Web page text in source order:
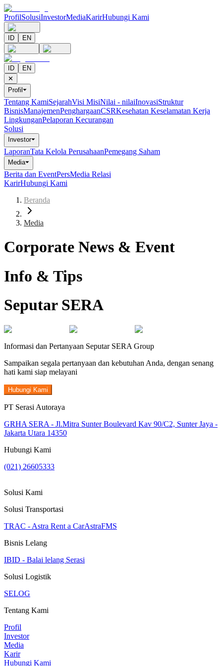
ProfilSolusiInvestorMediaKarirHubungi Kami
ID EN
ID
EN
✕
Profil ⏷
Tentang KamiSejarahVisi MisiNilai - nilaiInovasiStruktur
BisnisManajemenPenghargaanCSRKesehatan Keselamatan Kerja
LingkunganPelaporan Kecurangan
Solusi
Investor⏷
LaporanTata Kelola PerusahaanPemegang Saham
Media⏷
Berita dan EventPersMedia Relasi
KarirHubungi Kami
Beranda
Media
Corporate News & Event
Info & Tips
Seputar SERA
Informasi dan Pertanyaan Seputar SERA Group
Sampaikan segala pertanyaan dan kebutuhan Anda, dengan senang
hati kami siap melayani
Hubungi Kami
PT Serasi Autoraya
GRHA SERA - Jl.Mitra Sunter Boulevard Kav 90/C2, Sunter Jaya -
Jakarta Utara 14350
Hubungi Kami
(021) 26605333
Solusi Kami
Solusi Transportasi
TRAC - Astra Rent a CarAstraFMS
Bisnis Lelang
IBID - Balai lelang Serasi
Solusi Logistik
SELOG
Tentang Kami
Profil
Investor
Media
Karir
Hubungi Kami